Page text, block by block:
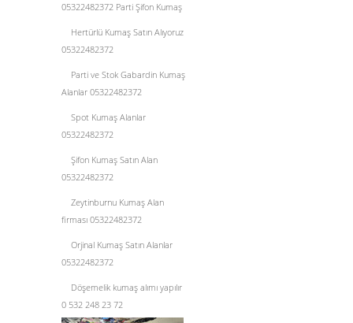
05322482372 Parti Şifon Kumaş
Hertürlü Kumaş Satın Alıyoruz
05322482372
Parti ve Stok Gabardin Kumaş
Alanlar 05322482372
Spot Kumaş Alanlar
05322482372
Şifon Kumaş Satın Alan
05322482372
Zeytinburnu Kumaş Alan
firması 05322482372
Orjinal Kumaş Satın Alanlar
05322482372
Döşemelik kumaş alımı yapılır
0 532 248 23 72